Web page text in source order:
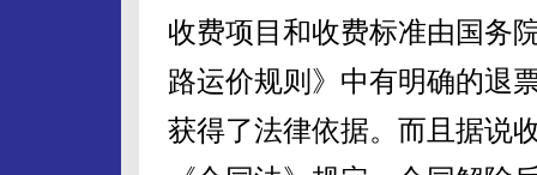
收费项目和收费标准由国务
路运价规则》中有明确的退
获得了法律依据。而且据说